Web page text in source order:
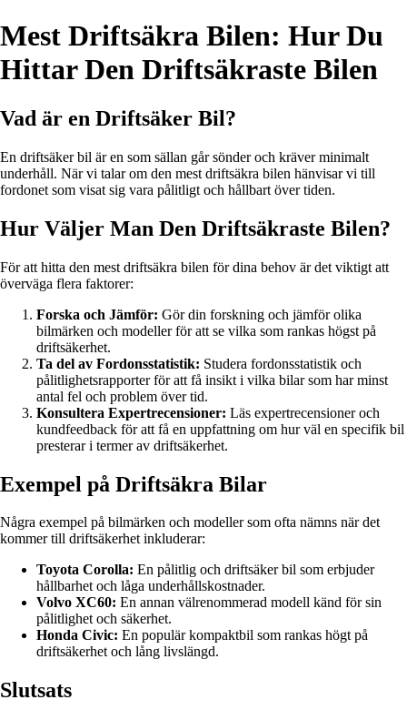
Mest Driftsäkra Bilen: Hur Du
Hittar Den Driftsäkraste Bilen
Vad är en Driftsäker Bil?
En driftsäker bil är en som sällan går sönder och kräver minimalt
underhåll. När vi talar om den mest driftsäkra bilen hänvisar vi till
fordonet som visat sig vara pålitligt och hållbart över tiden.
Hur Väljer Man Den Driftsäkraste Bilen?
För att hitta den mest driftsäkra bilen för dina behov är det viktigt att
överväga flera faktorer:
Forska och Jämför: Gör din forskning och jämför olika
bilmärken och modeller för att se vilka som rankas högst på
driftsäkerhet.
Ta del av Fordonsstatistik: Studera fordonsstatistik och
pålitlighetsrapporter för att få insikt i vilka bilar som har minst
antal fel och problem över tid.
Konsultera Expertrecensioner: Läs expertrecensioner och
kundfeedback för att få en uppfattning om hur väl en specifik bil
presterar i termer av driftsäkerhet.
Exempel på Driftsäkra Bilar
Några exempel på bilmärken och modeller som ofta nämns när det
kommer till driftsäkerhet inkluderar:
Toyota Corolla: En pålitlig och driftsäker bil som erbjuder
hållbarhet och låga underhållskostnader.
Volvo XC60: En annan välrenommerad modell känd för sin
pålitlighet och säkerhet.
Honda Civic: En populär kompaktbil som rankas högt på
driftsäkerhet och lång livslängd.
Slutsats